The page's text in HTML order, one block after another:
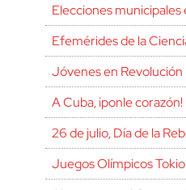
Elecciones municipales
Efemérides de la
Jóvenes en Revolución
A Cuba, ¡ponle corazón!
26 de julio, Día de la
Juegos Olímpicos